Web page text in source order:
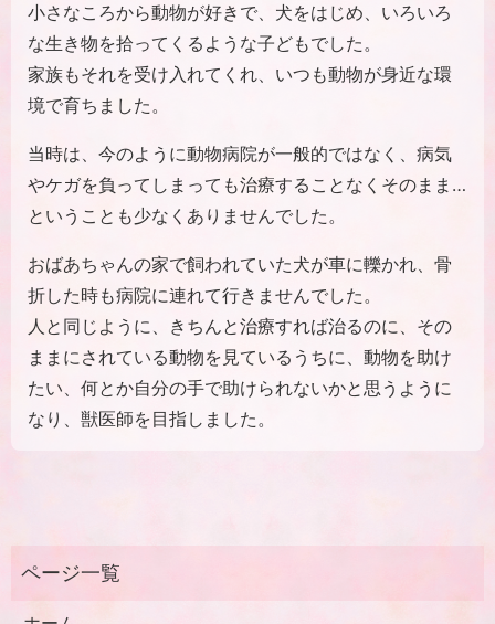
小さなころから動物が好きで、犬をはじめ、いろいろ
な生き物を拾ってくるような子どもでした。
家族もそれを受け入れてくれ、いつも動物が身近な環
境で育ちました。
当時は、今のように動物病院が一般的ではなく、病気
やケガを負ってしまっても治療することなくそのまま…
ということも少なくありませんでした。
おばあちゃんの家で飼われていた犬が車に轢かれ、骨
折した時も病院に連れて行きませんでした。
人と同じように、きちんと治療すれば治るのに、その
ままにされている動物を見ているうちに、動物を助け
たい、何とか自分の手で助けられないかと思うように
なり、獣医師を目指しました。